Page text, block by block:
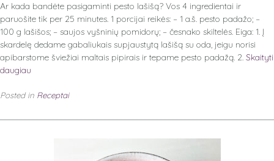
Ar kada bandėte pasigaminti pesto lašišą? Vos 4 ingredientai ir
paruošite tik per 25 minutes. 1 porcijai reikės: – 1 a.š. pesto padažo; –
100 g lašišos; – saujos vyšninių pomidorų; – česnako skiltelės. Eiga: 1. Į
skardelę dedame gabaliukais supjaustytą lašišą su oda, jeigu norisi
apibarstome šviežiai maltais pipirais ir tepame pesto padažą. 2. Skaityti
daugiau
Posted in Receptai